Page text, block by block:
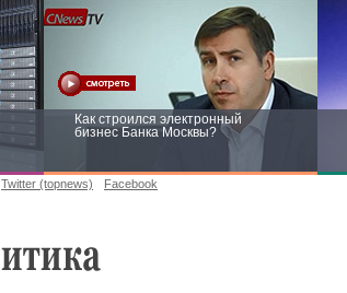
Как строился электронный
бизнес Банка Москвы?
Twitter (topnews) Facebook